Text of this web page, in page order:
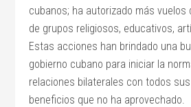
cubanos; ha autorizado más vuelos
de grupos religiosos, educativos,
Estas acciones han brindado una
gobierno cubano para iniciar la
relaciones bilaterales con todos
beneficios que no ha aprovechado.